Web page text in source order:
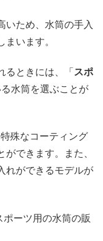
いため、水筒の手入
まいます。
るときには、「 スポ
水筒を選ぶことが
殊なコーティング
できます。また、
れができるモデルが
ーツ用の水筒の販